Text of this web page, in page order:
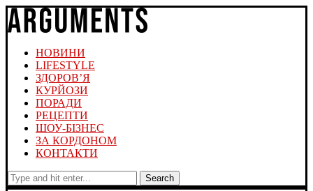
НОВИНИ
LIFESTYLE
ЗДОРОВ’Я
КУРЙОЗИ
ПОРАДИ
РЕЦЕПТИ
ШОУ-БІЗНЕС
ЗА КОРДОНОМ
КОНТАКТИ
Search